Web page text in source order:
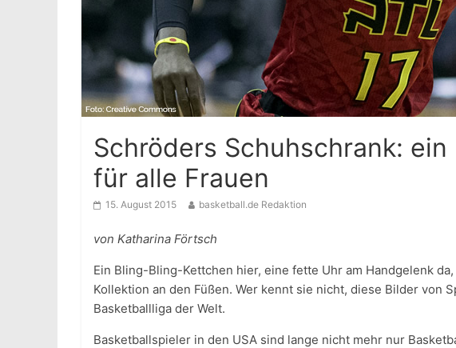
Schröders Schuhschrank:
für alle Frauen
15. August 2015 basketball.de Redaktion
von Katharina Förtsch
Ein Bling-Bling-Kettchen hier, eine fette Uhr am Handgelenk
Kollektion an den Füßen. Wer kennt sie nicht, diese Bilder von
Basketballliga der Welt.
Basketballspieler in den USA sind lange nicht mehr nur